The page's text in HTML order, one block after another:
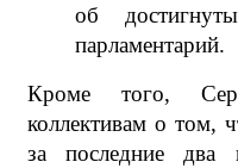
об
парламентарий.
Кроме того,
коллективам о том,
за последние два